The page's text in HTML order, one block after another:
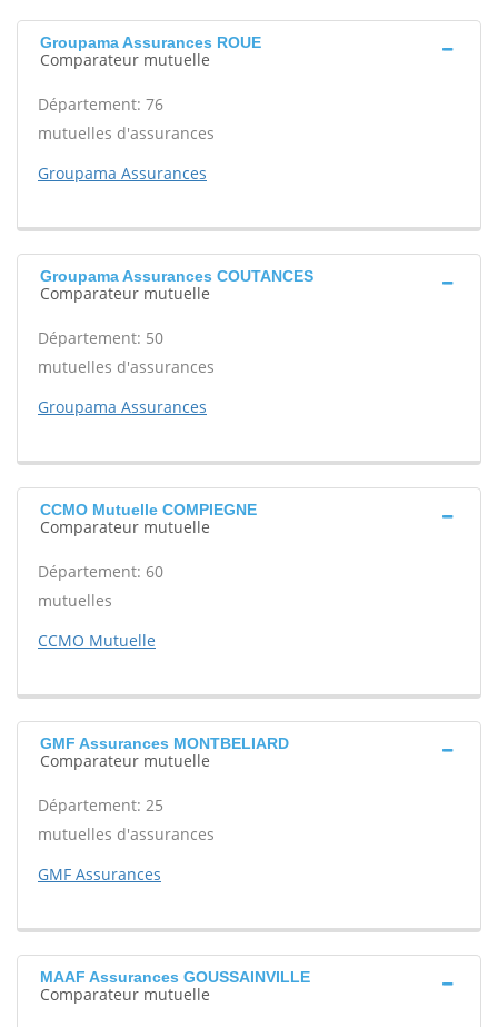
Groupama Assurances ROUE
Comparateur mutuelle
Département: 76
mutuelles d'assurances
Groupama Assurances
Groupama Assurances COUTANCES
Comparateur mutuelle
Département: 50
mutuelles d'assurances
Groupama Assurances
CCMO Mutuelle COMPIEGNE
Comparateur mutuelle
Département: 60
mutuelles
CCMO Mutuelle
GMF Assurances MONTBELIARD
Comparateur mutuelle
Département: 25
mutuelles d'assurances
GMF Assurances
MAAF Assurances GOUSSAINVILLE
Comparateur mutuelle